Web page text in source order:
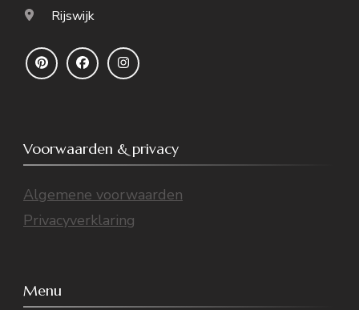
Rijswijk
Voorwaarden & privacy
Algemene voorwaarden
Privacyverklaring
Menu